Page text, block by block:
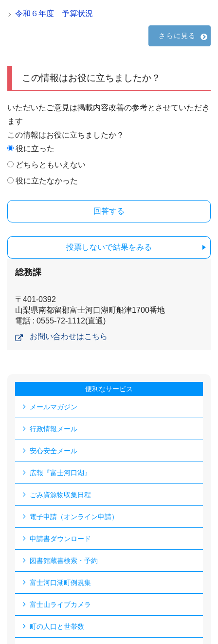
令和６年度 予算状況
さらに見る
この情報はお役に立ちましたか？
いただいたご意見は掲載内容改善の参考とさせていただき
ます
この情報はお役に立ちましたか？
役に立った
どちらともいえない
役に立たなかった
投票しないで結果をみる
総務課
〒401-0392
山梨県南都留郡富士河口湖町船津1700番地
電話 : 0555-72-1112(直通)
お問い合わせはこちら
便利なサービス
メールマガジン
行政情報メール
安心安全メール
広報『富士河口湖』
ごみ資源物収集日程
電子申請（オンライン申請）
申請書ダウンロード
図書館蔵書検索・予約
富士河口湖町例規集
富士山ライブカメラ
町の人口と世帯数